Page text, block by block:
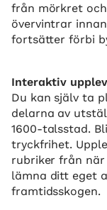
från mörkret
övervintrar
fortsätter förbi
Interaktiv
Du kan själv ta
delarna av
1600-talsstad.
tryckfrihet.
rubriker från
lämna ditt eget
framtidsskogen.